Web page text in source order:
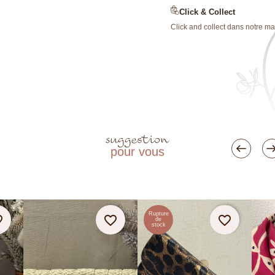
Click & Collect
Click and collect dans notre
suggestion
pour vous
favorite_border
Rupture
de
stock
favorite_border